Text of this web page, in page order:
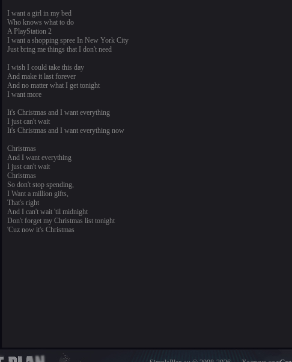
I want a girl in my bed
Who knows what to do
A PlayStation 2
I want a shopping spree In New York City
Just bring me things that I don't need
I wish I could take this day
And make it last forever
And no matter what I get tonight
I want more
It's Christmas and I want everything
I just can't wait
It's Christmas and I want everything now
Christmas
And I want everything
I just can't wait
Christmas
So don't stop spending,
I Want a million gifts,
That's right
And I can't wait 'til midnight
Don't forget my Christmas list tonight
'Cuz now it's Christmas